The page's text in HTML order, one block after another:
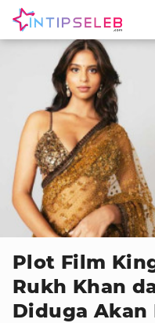
Plot Film
Rukh Khan
Diduga Akan